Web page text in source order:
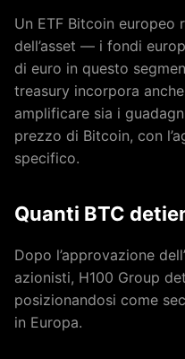
Un ETF Bitcoin europeo
dell’asset — i fondi
di euro in questo
treasury incorpora
amplificare sia i
prezzo di Bitcoin, con
specifico.
Quanti BTC
Dopo l’approvazione
azionisti, H100 Group
posizionandosi come
in Europa.